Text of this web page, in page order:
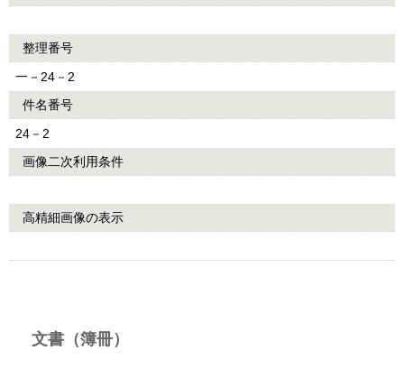
整理番号
一－24－2
件名番号
24－2
画像二次利用条件
高精細画像の表示
文書（簿冊）